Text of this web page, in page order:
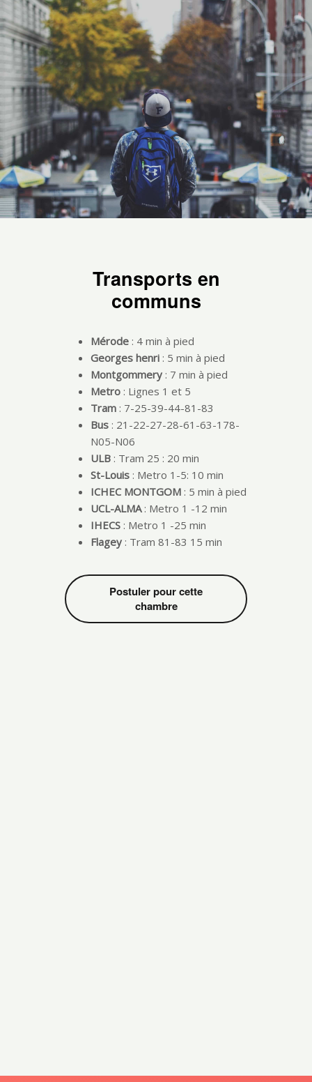
Transports en
communs
Mérode : 4 min à pied
Georges henri : 5 min à pied
Montgommery : 7 min à pied
Metro : Lignes 1 et 5
Tram : 7-25-39-44-81-83
Bus : 21-22-27-28-61-63-178-
N05-N06
ULB : Tram 25 : 20 min
St-Louis : Metro 1-5: 10 min
ICHEC MONTGOM : 5 min à pied
UCL-ALMA: Metro 1 -12 min
IHECS : Metro 1 -25 min
Flagey : Tram 81-83 15 min
Postuler pour cette
chambre